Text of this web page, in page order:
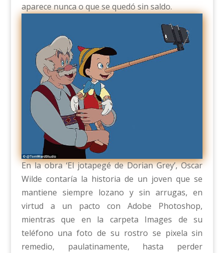
aparece nunca o que se quedó sin saldo.
En la obra ‘El jotapegé de Dorian Grey’, Oscar
Wilde contaría la historia de un joven que se
mantiene siempre lozano y sin arrugas, en
virtud a un pacto con Adobe Photoshop,
mientras que en la carpeta Images de su
teléfono una foto de su rostro se pixela sin
remedio, paulatinamente, hasta perder